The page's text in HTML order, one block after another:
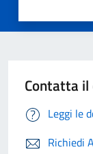
Contatta il
Leggi le
Richiedi